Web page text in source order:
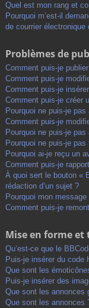
Quel est mon rang et
Pourquoi m’est-il
de courrier électronique
Problèmes de
Comment puis-je
Comment puis-je
Comment puis-je
Comment puis-je créer
Pourquoi ne puis-je
Comment puis-je
Pourquoi ne puis-je
Pourquoi ne puis-je
Pourquoi ai-je reçu un
Comment puis-je
À quoi sert le bouton «
rédaction d’un sujet ?
Pourquoi mon
Comment puis-je
Mise en forme et
Qu’est-ce que le
Puis-je insérer du code
Que sont les
Puis-je insérer des
Que sont les annonces
Que sont les annonces